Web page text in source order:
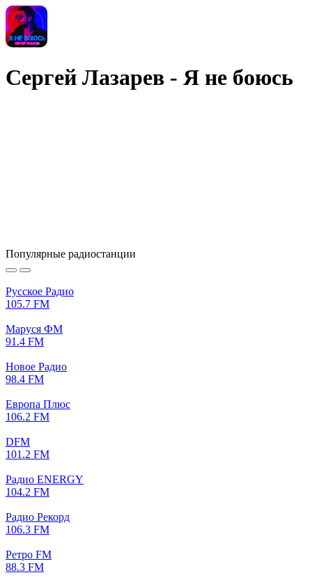
Сергей Лазарев - Я не боюсь
Популярные радиостанции
Русское Радио
105.7 FM
Маруся ФМ
91.4 FM
Новое Радио
98.4 FM
Европа Плюс
106.2 FM
DFM
101.2 FM
Радио ENERGY
104.2 FM
Радио Рекорд
106.3 FM
Ретро FM
88.3 FM